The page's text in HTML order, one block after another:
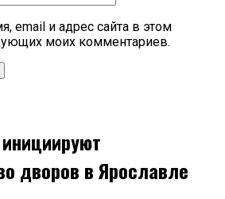
email и адрес сайта в этом
моих комментариев.
дворов в Ярославле